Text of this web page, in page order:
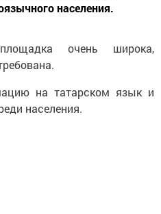
населения.
очень широка,
на татарском язык и
населения.